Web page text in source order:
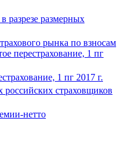
разрезе размерных
рынка по взносам
перестрахование, 1 пг
1 пг 2017 г.
страховщиков
нетто